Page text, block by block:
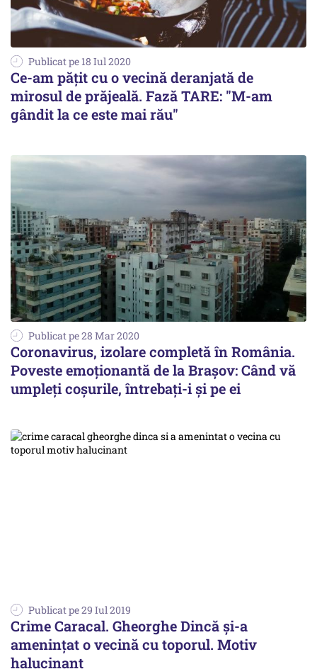
Publicat pe 18 Iul 2020
Ce-am pățit cu o vecină deranjată de
mirosul de prăjeală. Fază TARE: "M-am
gândit la ce este mai rău"
Publicat pe 28 Mar 2020
Coronavirus, izolare completă în România.
Poveste emoţionantă de la Braşov: Când vă
umpleţi coşurile, întrebaţi-i şi pe ei
Publicat pe 29 Iul 2019
Crime Caracal. Gheorghe Dincă și-a
amenințat o vecină cu toporul. Motiv
halucinant